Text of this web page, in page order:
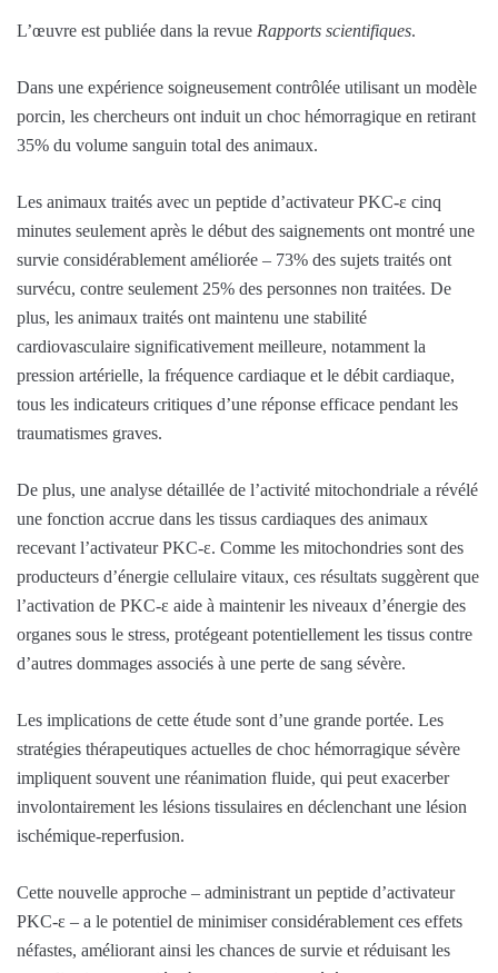
L’œuvre est publiée dans la revue Rapports scientifiques.
Dans une expérience soigneusement contrôlée utilisant un modèle
porcin, les chercheurs ont induit un choc hémorragique en retirant
35% du volume sanguin total des animaux.
Les animaux traités avec un peptide d’activateur PKC-ε cinq
minutes seulement après le début des saignements ont montré une
survie considérablement améliorée – 73% des sujets traités ont
survécu, contre seulement 25% des personnes non traitées. De
plus, les animaux traités ont maintenu une stabilité
cardiovasculaire significativement meilleure, notamment la
pression artérielle, la fréquence cardiaque et le débit cardiaque,
tous les indicateurs critiques d’une réponse efficace pendant les
traumatismes graves.
De plus, une analyse détaillée de l’activité mitochondriale a révélé
une fonction accrue dans les tissus cardiaques des animaux
recevant l’activateur PKC-ε. Comme les mitochondries sont des
producteurs d’énergie cellulaire vitaux, ces résultats suggèrent que
l’activation de PKC-ε aide à maintenir les niveaux d’énergie des
organes sous le stress, protégeant potentiellement les tissus contre
d’autres dommages associés à une perte de sang sévère.
Les implications de cette étude sont d’une grande portée. Les
stratégies thérapeutiques actuelles de choc hémorragique sévère
impliquent souvent une réanimation fluide, qui peut exacerber
involontairement les lésions tissulaires en déclenchant une lésion
ischémique-reperfusion.
Cette nouvelle approche – administrant un peptide d’activateur
PKC-ε – a le potentiel de minimiser considérablement ces effets
néfastes, améliorant ainsi les chances de survie et réduisant les